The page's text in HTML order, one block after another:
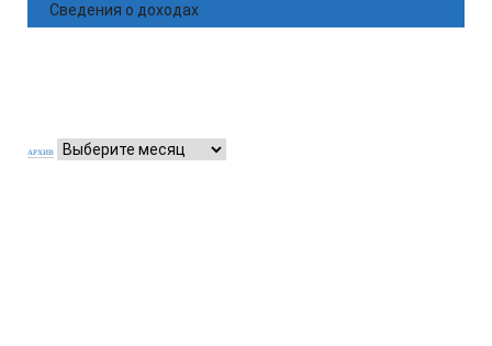
Сведения о доходах
АРХИВ